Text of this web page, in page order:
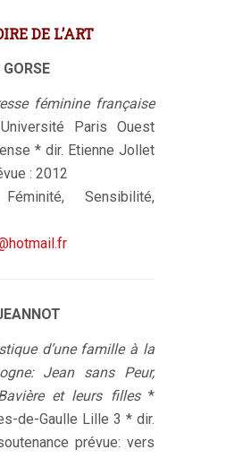
DE L’ART
féminine française
Paris Ouest
* dir. Etienne Jollet
: 2012
Sensibilité,
d’une famille à la
Jean sans Peur,
et leurs filles*
de-Gaulle Lille 3 * dir.
prévue: vers